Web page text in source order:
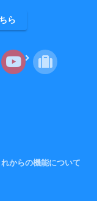
ら
からの機能について